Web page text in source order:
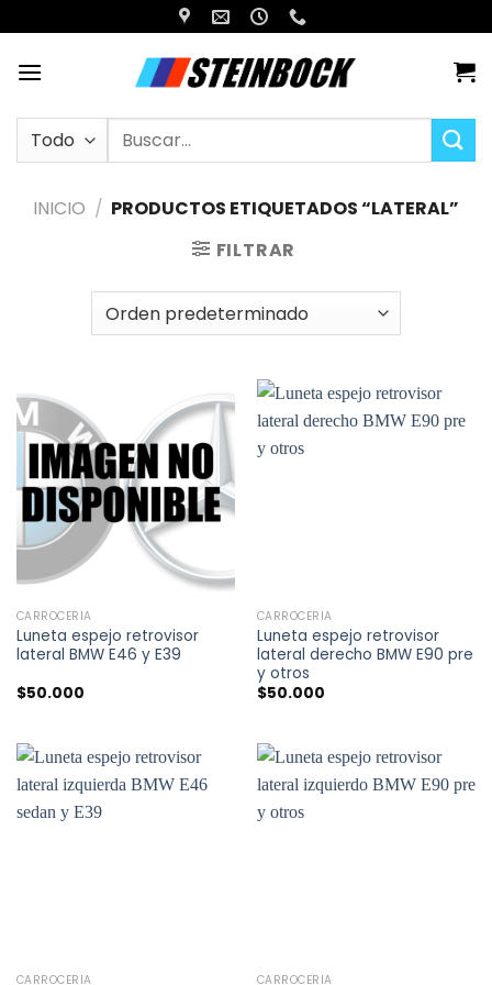
al
contenido
Buscar
INICIO / PRODUCTOS ETIQUETADOS “LATERAL”
FILTRAR
CARROCERÍA
Luneta espejo retrovisor
lateral BMW E46 y E39
$50.000
CARROCERÍA
Luneta espejo retrovisor
lateral derecho BMW E90 pre
y otros
$50.000
CARROCERÍA CARROCERÍA